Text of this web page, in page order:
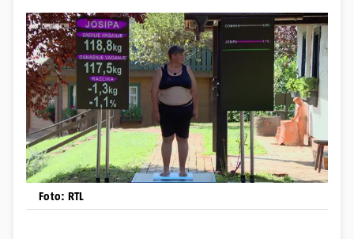
Foto: RTL